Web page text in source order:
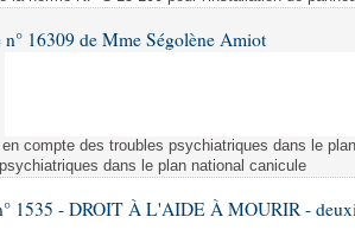
n° 16309 de Mme Ségolène Amiot
compte des troubles psychiatriques dans le
dans le plan national canicule
1535 - DROIT À L'AIDE À MOURIR -